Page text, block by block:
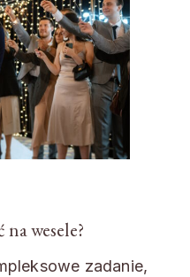
wesele?
zadanie,